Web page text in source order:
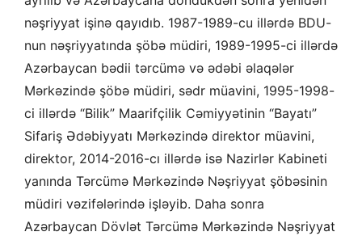
nəşriyyat işinə qayıdıb. 1987-1989-cu illərdə BDU-
nun nəşriyyatında şöbə müdiri, 1989-1995-ci illərdə
Azərbaycan bədii tərcümə və ədəbi əlaqələr
Mərkəzində şöbə müdiri, sədr müavini, 1995-1998-
ci illərdə “Bilik” Maarifçilik Cəmiyyətinin “Bayatı”
Sifariş Ədəbiyyatı Mərkəzində direktor müavini,
direktor, 2014-2016-cı illərdə isə Nazirlər Kabineti
yanında Tərcümə Mərkəzində Nəşriyyat şöbəsinin
müdiri vəzifələrində işləyib. Daha sonra
Azərbaycan Dövlət Tərcümə Mərkəzində Nəşriyyat